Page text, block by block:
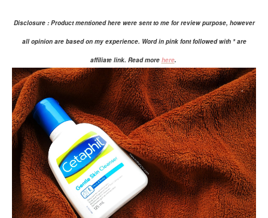
Disclosure : Product mentioned here were sent to me for review purpose, however
all opinion are based on my experience. Word in pink font followed with * are
affiliate link. Read more here.